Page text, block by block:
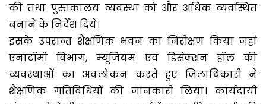
की तथा पुस्तकालय व्यवस्था को और अधिक व्यवस्थित
बनाने के निर्देश दिये।
इसके उपरान्त शैक्षणिक भवन का निरीक्षण किया जहां
एनाटॉमी विभाग, म्यूजियम एवं डिसेक्शन हॉल की
व्यवस्थाओं का अवलोकन करते हुए जिलाधिकारी ने
शैक्षणिक गतिविधियों की जानकारी लिया। कार्यदायी